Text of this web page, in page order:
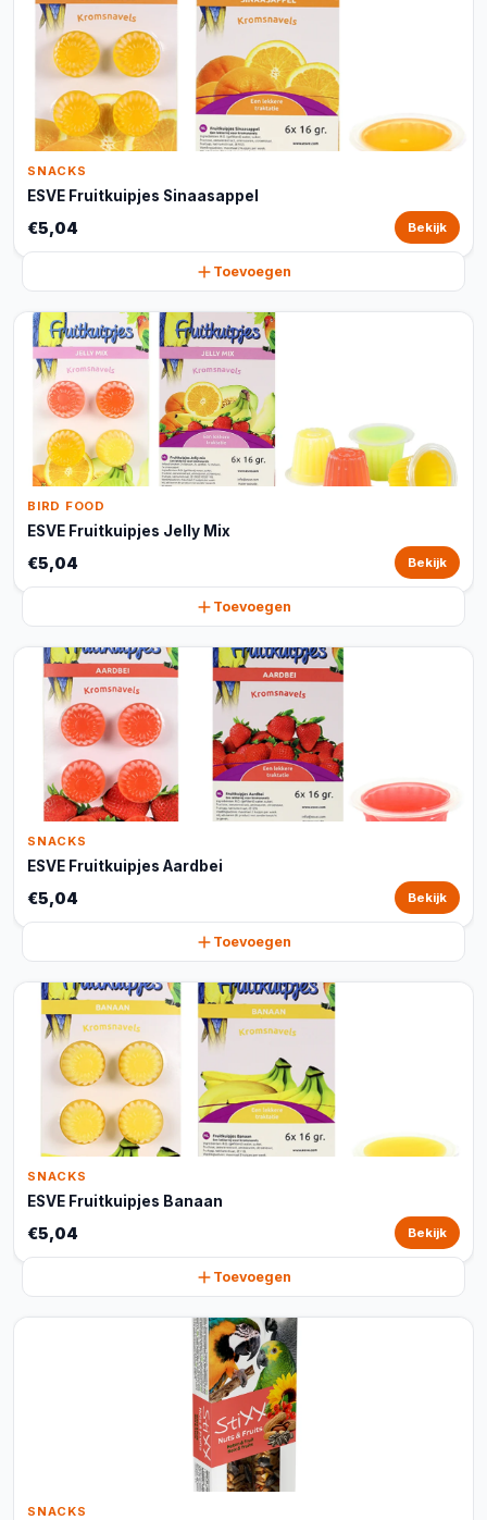
SNACKS
ESVE Fruitkuipjes Sinaasappel
€5,04 Bekijk
Toevoegen
BIRD FOOD
ESVE Fruitkuipjes Jelly Mix
€5,04 Bekijk
Toevoegen
SNACKS
ESVE Fruitkuipjes Aardbei
€5,04 Bekijk
Toevoegen
SNACKS
ESVE Fruitkuipjes Banaan
€5,04 Bekijk
Toevoegen
SNACKS